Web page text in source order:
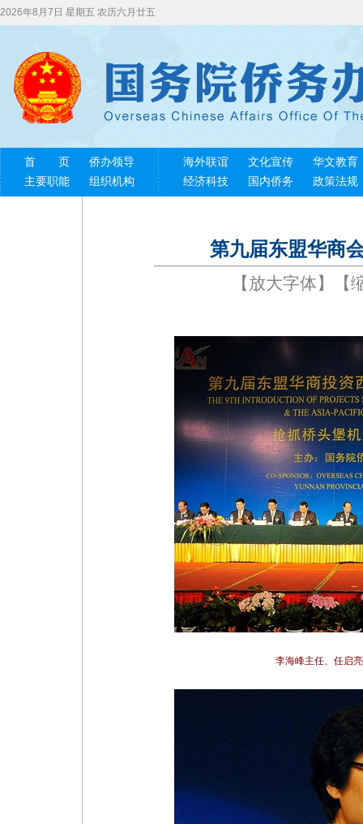
2026年8月7日 星期五 农历六月廿五
首 页
侨办领导
主要职能
组织机构
海外联谊 文化宣传
华文教育
经济科技
国内侨务 政策法规
第九届东盟华商
【放大字体】【
李海峰主任、任启